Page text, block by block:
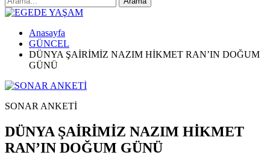
Anasayfa
GÜNCEL
DÜNYA ŞAİRİMİZ NAZIM HİKMET RAN’IN DOĞUM
GÜNÜ
SONAR ANKETİ
DÜNYA ŞAİRİMİZ NAZIM HİKMET
RAN’IN DOĞUM GÜNÜ